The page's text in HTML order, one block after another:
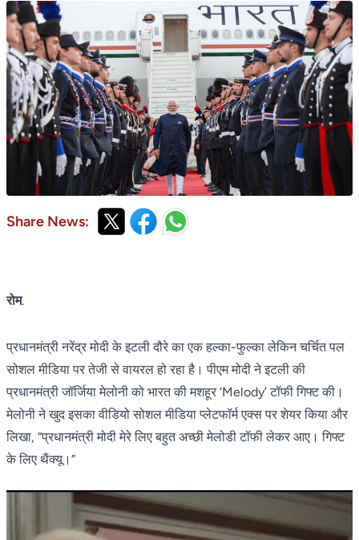
Share News:
रोम.
प्रधानमंत्री नरेंद्र मोदी के इटली दौरे का एक हल्का-फुल्का लेकिन चर्चित पल
सोशल मीडिया पर तेजी से वायरल हो रहा है। पीएम मोदी ने इटली की
प्रधानमंत्री जॉर्जिया मेलोनी को भारत की मशहूर ‘Melody’ टॉफी गिफ्ट की।
मेलोनी ने खुद इसका वीडियो सोशल मीडिया प्लेटफॉर्म एक्स पर शेयर किया और
लिखा, “प्रधानमंत्री मोदी मेरे लिए बहुत अच्छी मेलोडी टॉफी लेकर आए। गिफ्ट
के लिए थैंक्यू।”